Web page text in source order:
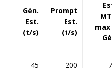
Gén.
Est.
(t/s)
Prompt
Est.
(t/s)
max
45
200